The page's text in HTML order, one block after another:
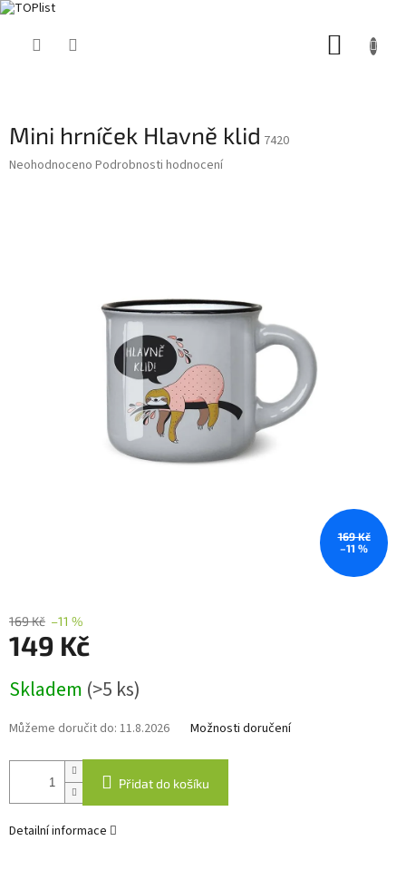
Mini hrníček Hlavně klid 7420
Průměrné
Neohodnoceno Podrobnosti hodnocení
169 Kč
–11 %
169 Kč –11 %
149 Kč
cena:
Skladem (>5 ks)
Můžeme doručit do: 11.8.2026 Možnosti doručení
Přidat do košíku
Detailní informace